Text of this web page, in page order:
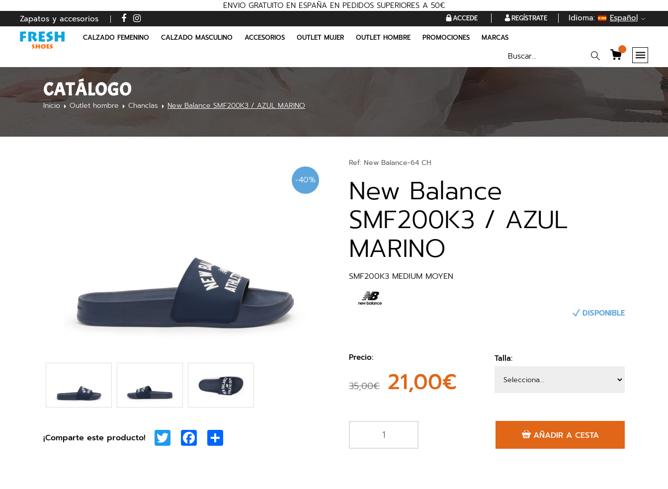
ENVIO GRATUITO EN ESPAÑA EN PEDIDOS SUPERIORES A 50€
Zapatos y accesorios
ACCEDE REGÍSTRATE Idioma: Español
CALZADO FEMENINO CALZADO MASCULINO ACCESORIOS OUTLET MUJER OUTLET HOMBRE PROMOCIONES MARCAS
CATÁLOGO
Inicio Outlet hombre Chanclas New Balance SMF200K3 / AZUL MARINO
-40%
¡Comparte este producto! Twitter Facebook
Ref: New Balance-64 CH
New Balance
SMF200K3 / AZUL
MARINO
SMF200K3 MEDIUM MOYEN
DISPONIBLE
Precio:
35,00€ 21,00€
Talla:
AÑADIR A CESTA